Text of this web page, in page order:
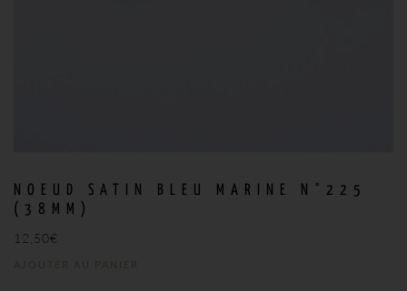
NOEUD SATIN BLEU MARINE N°225
(38MM)
12,50€
AJOUTER AU PANIER